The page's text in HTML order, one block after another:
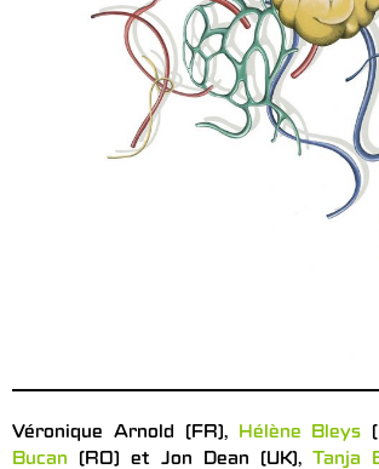
Véronique Arnold (FR), Hélène Bleys
Bucan (RO) et Jon Dean (UK), Tanja